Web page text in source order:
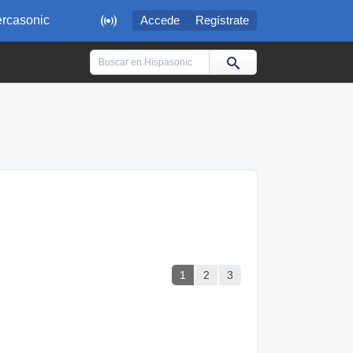
 Accede Regístrate
1 2 3